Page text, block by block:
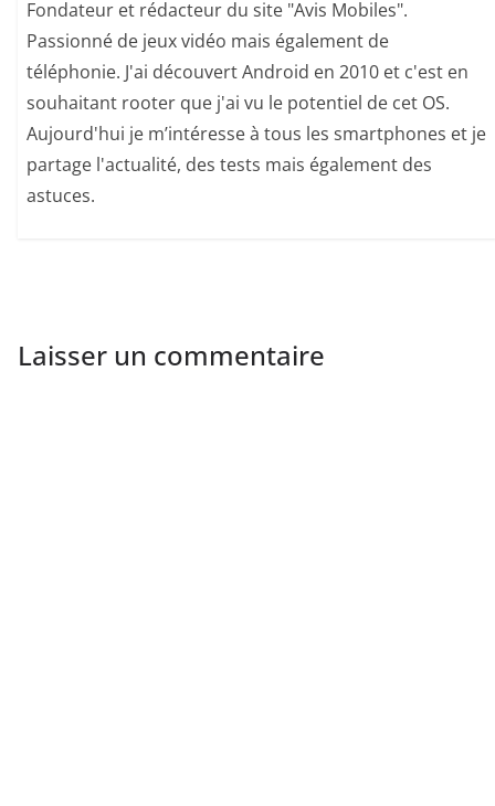
Fondateur et rédacteur du site "Avis Mobiles".
Passionné de jeux vidéo mais également de
téléphonie. J'ai découvert Android en 2010 et c'est en
souhaitant rooter que j'ai vu le potentiel de cet OS.
Aujourd'hui je m’intéresse à tous les smartphones et je
partage l'actualité, des tests mais également des
astuces.
Laisser un commentaire